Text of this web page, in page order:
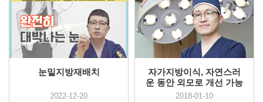
눈밑지방재배치
2022-12-20
자가지방이식, 자연스러
운 동안 외모로 개선 가능
2018-01-10